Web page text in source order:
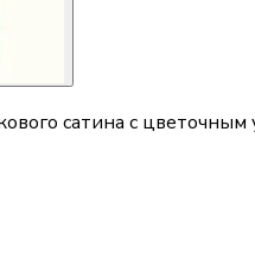
сатина с